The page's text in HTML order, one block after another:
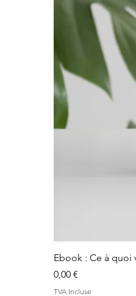
Ebook : Ce à quoi
Prix
0,00 €
TVA Incluse